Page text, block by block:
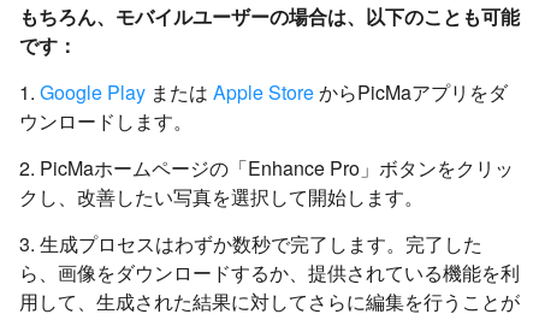
もちろん、モバイルユーザーの場合は、以下のことも可能
です：
1. Google Play または Apple StoreからPicMaアプリをダ
ウンロードします。
2. PicMaホームページの「Enhance Pro」ボタンをクリッ
クし、改善したい写真を選択して開始します。
3. 生成プロセスはわずか数秒で完了します。完了した
ら、画像をダウンロードするか、提供されている機能を利
用して、生成された結果に対してさらに編集を行うことが